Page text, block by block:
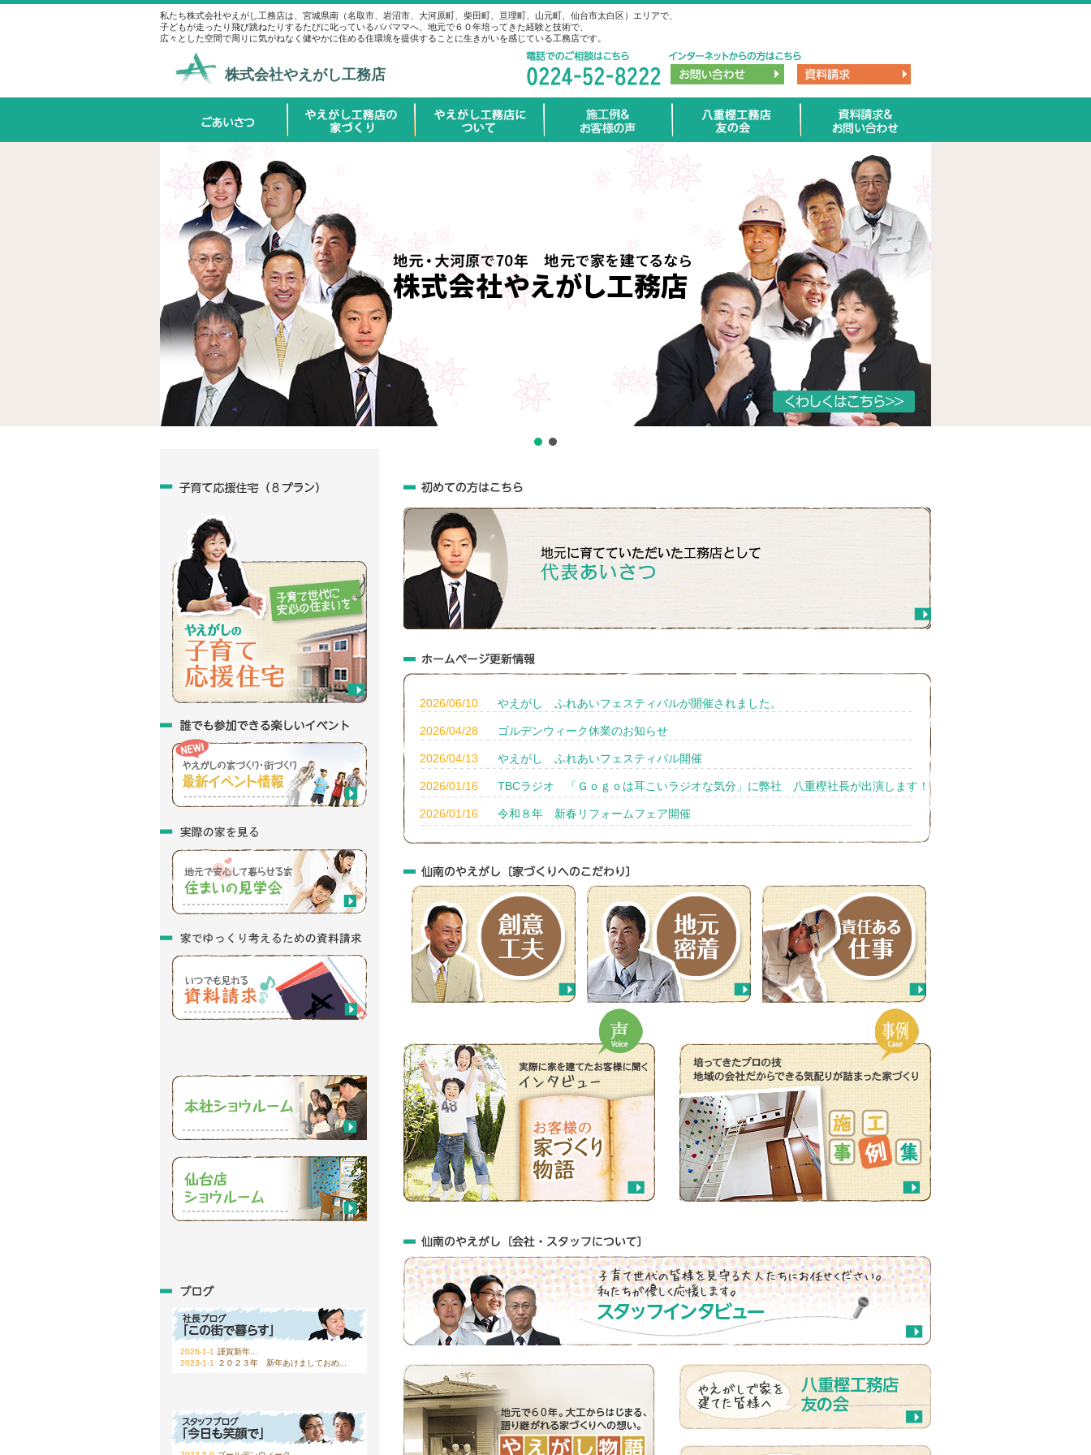
私たち株式会社やえがし工務店は、宮城県南（名取市、岩沼市、大河原町、柴田町、亘理町、山元町、仙台市太白区）エリアで、
子どもが走ったり飛び跳ねたりするたびに叱っているパパママへ、地元で６０年培ってきた経験と技術で、
広々とした空間で周りに気がねなく健やかに住める住環境を提供することに生きがいを感じている工務店です。
株式会社やえがし工務店
2026/06/10 やえがし ふれあいフェスティバルが開催されました。
2026/04/28 ゴルデンウィーク休業のお知らせ
2026/04/13 やえがし ふれあいフェスティバル開催
2026/01/16 TBCラジオ 「Ｇｏｇｏは耳こいラジオな気分」に弊社 八重樫社長が出演します！
2026/01/16 令和８年 新春リフォームフェア開催
2026-1-1 謹賀新年...
2023-1-1
２０２３年 新年あけましておめ...